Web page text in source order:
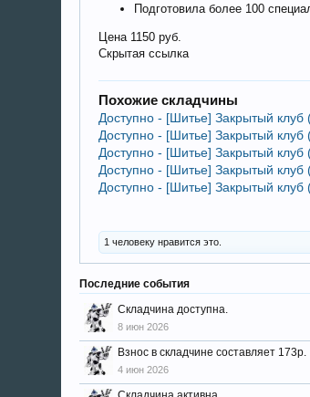
Подготовила более 100
Цена 1150 руб.
Скрытая ссылка
Похожие складчины
Доступно - [Шитье] Закрытый
Доступно - [Шитье] Закрытый
Доступно - [Шитье] Закрытый
Доступно - [Шитье] Закрытый
Доступно - [Шитье] Закрытый
1 человеку нравится это.
Последние события
Складчина доступна.
8 июн 2026
Взнос в складчине составляет 173р.
4 июн 2026